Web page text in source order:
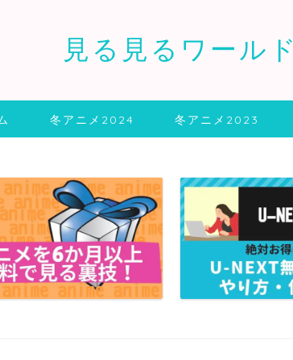
見る見るワールド
冬アニメ2024 冬アニメ2023